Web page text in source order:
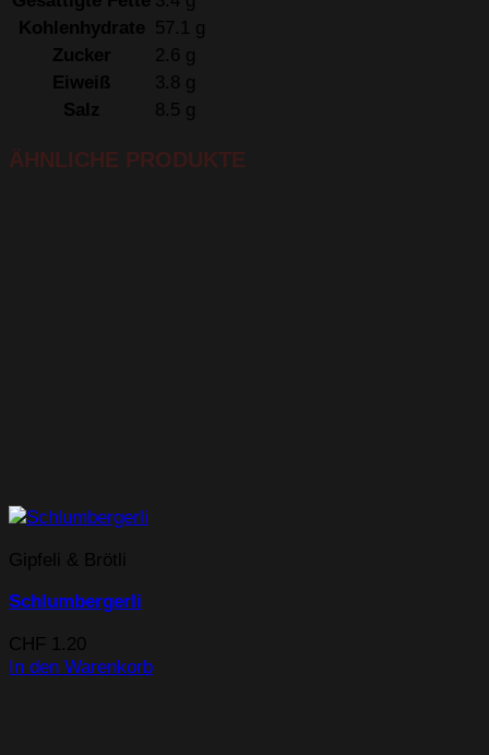
Kohlenhydrate 57.1 g
Zucker
2.6 g
Eiweiß
3.8 g
Salz
8.5 g
ÄHNLICHE PRODUKTE
Gipfeli & Brötli
Schlumbergerli
CHF 1.20
In den Warenkorb